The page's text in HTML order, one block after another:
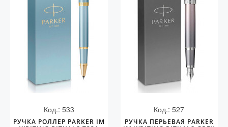
Код.: 533
РУЧКА РОЛЛЕР PARKER IM
Код.: 527
РУЧКА ПЕРЬЕВАЯ PARKER